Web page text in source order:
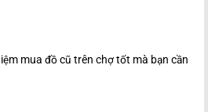
mua đồ cũ trên chợ tốt mà bạn cần